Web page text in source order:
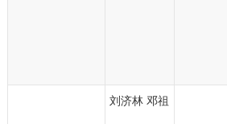
刘济林 邓祖